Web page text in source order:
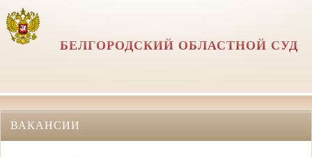
БЕЛГОРОДСКИЙ ОБЛАСТНОЙ СУД
ВАКАНСИИ